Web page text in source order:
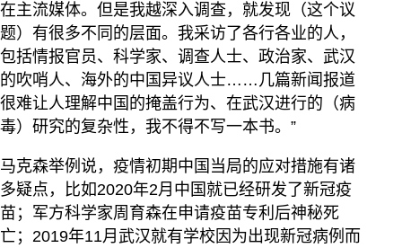
在主流媒体。但是我越深入调查，就发现（这个议
题）有很多不同的层面。我采访了各行各业的人，
包括情报官员、科学家、调查人士、政治家、武汉
的吹哨人、海外的中国异议人士……几篇新闻报道
很难让人理解中国的掩盖行为、在武汉进行的（病
毒）研究的复杂性，我不得不写一本书。”
马克森举例说，疫情初期中国当局的应对措施有诸
多疑点，比如2020年2月中国就已经研发了新冠疫
苗；军方科学家周育森在申请疫苗专利后神秘死
亡；2019年11月武汉就有学校因为出现新冠病例而